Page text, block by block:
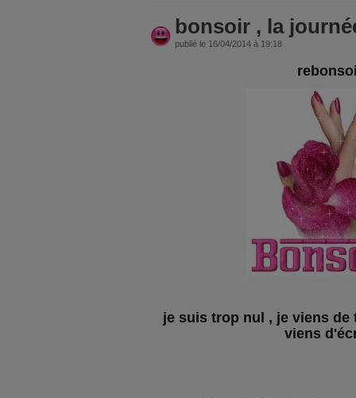
bonsoir , la
publié le 16/04/2014 à 19:18
je suis trop nul , je viens de
viens